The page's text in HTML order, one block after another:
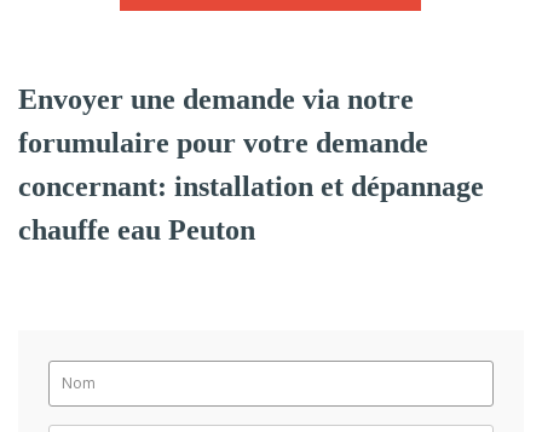
Envoyer une demande via notre
forumulaire pour votre demande
concernant: installation et dépannage
chauffe eau Peuton